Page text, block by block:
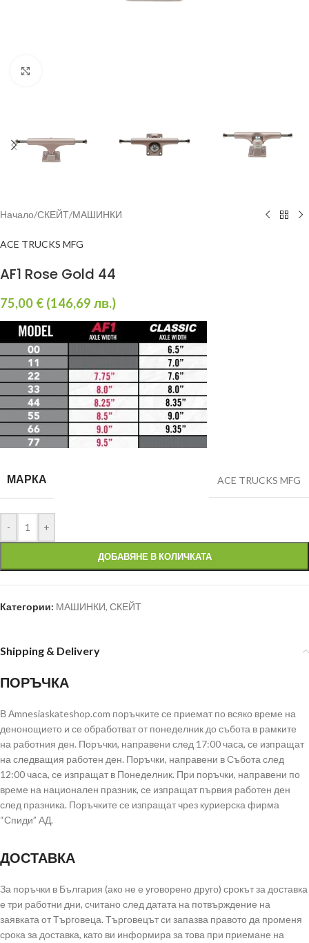
Начало/СКЕЙТ/МАШИНКИ
ACE TRUCKS MFG
AF1 Rose Gold 44
75,00 € (146,69 лв.)
МАРКА ACE TRUCKS MFG
- +
ДОБАВЯНЕ В КОЛИЧКАТА
Категории: МАШИНКИ, СКЕЙТ
Shipping & Delivery
ПОРЪЧКА
В Аmnesiaskateshop.com поръчките се приемат по всяко време на
денонощието и се обработват от понеделник до събота в рамките
на работния ден. Поръчки, направени след 17:00 часа, се изпращат
на следващия работен ден. Поръчки, направени в Събота след
12:00 часа, се изпращат в Понеделник. При поръчки, направени по
време на национален празник, се изпращат първия работен ден
след празника. Поръчките се изпращат чрез куриерска фирма
“Спиди” АД.
ДОСТАВКА
За поръчки в България (ако не е уговорено друго) срокът за доставка
е три работни дни, считано след датата на потвърждение на
заявката от Търговеца. Търговецът си запазва правото да променя
срока за доставка, като ви информира за това при приемане на